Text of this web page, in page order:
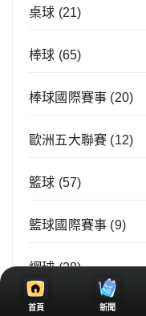
桌球 (21)
棒球 (65)
棒球國際賽事 (20)
歐洲五大聯賽 (12)
籃球 (57)
籃球國際賽事 (9)
網球(28)
羽球
首頁 新聞